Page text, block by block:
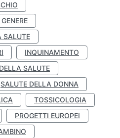
SALUTE
INQUINAMENTO
SALUTE
SALUTE DELLA DONNA
TOSSICOLOGIA
PROGETTI EUROPEI